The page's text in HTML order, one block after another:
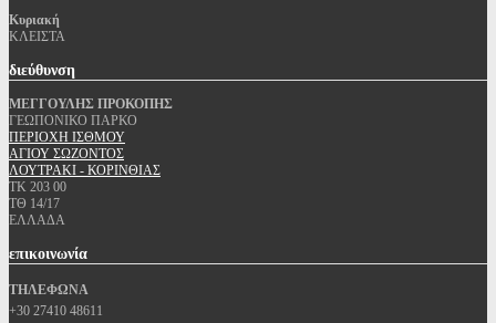
Κυριακή
ΚΛΕΙΣΤΑ
διεύθυνση
ΜΕΓΓΟΥΛΗΣ ΠΡΟΚΟΠΗΣ
ΓΕΩΠΟΝΙΚΟ ΠΑΡΚΟ
ΠΕΡΙΟΧΗ ΙΣΘΜΟΥ
ΑΓΙΟΥ ΣΩΖΟΝΤΟΣ
ΛΟΥΤΡΑΚΙ - ΚΟΡΙΝΘΙΑΣ
ΤΚ 203 00
ΤΘ 14/17
ΕΛΛΑΔΑ
επικοινωνία
ΤΗΛΕΦΩΝΑ
+30 27410 48611